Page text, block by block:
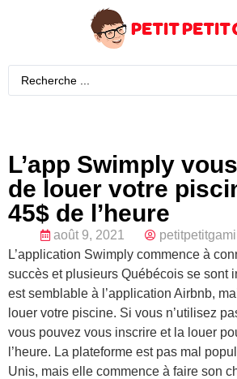
L’app Swimply
de louer votre
45$ de l’heure
août 9, 2021
L’application Swimply commence à
succès et plusieurs Québécois se sont
est semblable à l’application Airbnb,
louer votre piscine. Si vous n’utilisez
vous pouvez vous inscrire et la louer
l’heure. La plateforme est pas mal
Unis, mais elle commence à faire son